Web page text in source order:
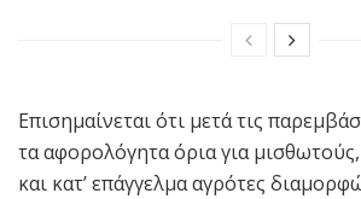
Επισημαίνεται ότι μετά τις
τα αφορολόγητα όρια για
και κατ’ επάγγελμα αγρότες